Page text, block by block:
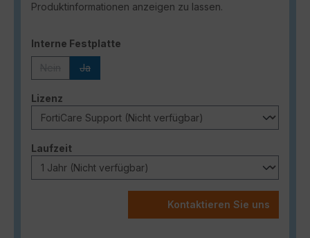
Produktinformationen anzeigen zu lassen.
Interne Festplatte
Ja
Lizenz
Laufzeitauswählen
Kontaktieren Sie uns